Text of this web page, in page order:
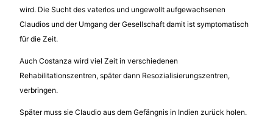
wird. Die Sucht des vaterlos und ungewollt aufgewachsenen
Claudios und der Umgang der Gesellschaft damit ist symptomatisch
für die Zeit.
Auch Costanza wird viel Zeit in verschiedenen
Rehabilitationszentren, später dann Resozialisierungszentren,
verbringen.
Später muss sie Claudio aus dem Gefängnis in Indien zurück holen.